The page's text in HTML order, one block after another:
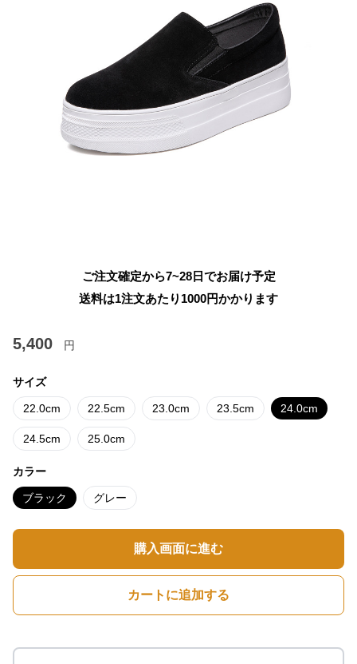
ご注文確定から7~28日でお届け予定
送料は1注文あたり 1000円かかります
5,400 円
サイズ
22.0cm 22.5cm 23.0cm 23.5cm 24.0cm
24.5cm 25.0cm
カラー
ブラック グレー
購入画面に進む
カートに追加する